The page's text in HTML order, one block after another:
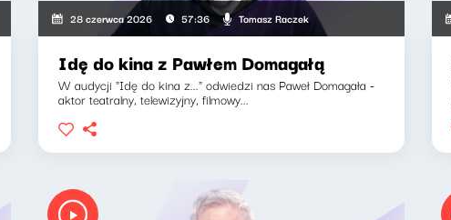
28 czerwca 2026 57:36 Tomasz Raczek
Idę do kina z Pawłem Domagałą
W audycji "Idę do kina z..." odwiedzi nas Paweł Domagała -
aktor teatralny, telewizyjny, filmowy...